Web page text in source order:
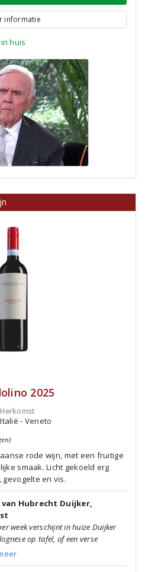
informatie
huis
2025
Herkomst
Italië - Veneto
rode wijn, met een fruitige
smaak. Licht gekoeld erg
en vis.
Hubrecht Duijker,
week verschijnt in huize Duijker
op tafel, of een verse